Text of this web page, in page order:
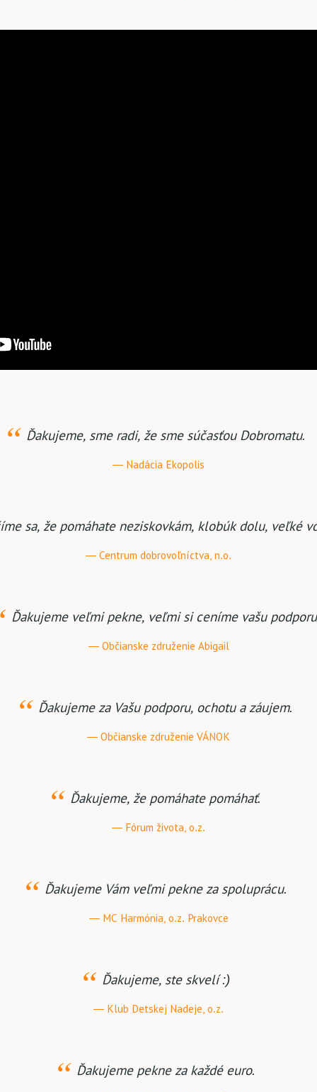
Ďakujeme, sme radi, že sme súčasťou Dobromatu.
Nadácia Ekopolis
sa, že pomáhate neziskovkám, klobúk dolu, veľké
Centrum dobrovoľníctva, n.o.
Ďakujeme veľmi pekne, veľmi si ceníme vašu
Občianske združenie Abigail
Ďakujeme za Vašu podporu, ochotu a záujem.
Občianske združenie VÁNOK
Ďakujeme, že pomáhate pomáhať.
Fórum života, o.z.
Ďakujeme Vám veľmi pekne za spoluprácu.
MC Harmónia, o.z. Prakovce
Ďakujeme, ste skvelí :)
Klub Detskej Nadeje, o.z.
Ďakujeme pekne za každé euro.